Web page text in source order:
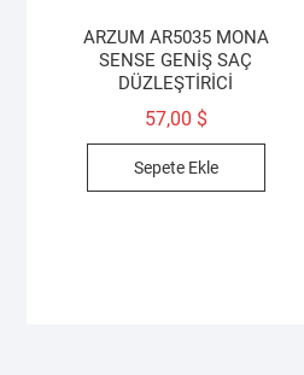
ARZUM AR5035 MONA
SENSE GENİŞ SAÇ
DÜZLEŞTİRİCİ
57,00 $
Sepete Ekle